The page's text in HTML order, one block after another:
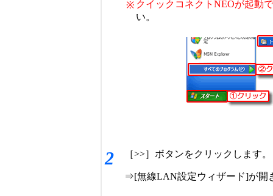
※ クイックコネクトNEOが起動
い。
2 ［>>］ボタンをクリックします。
⇒[無線LAN設定ウィザード]が開